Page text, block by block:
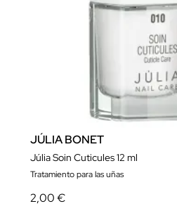
JÚLIA BONET
Júlia Soin Cuticules 12 ml
Tratamiento para las uñas
2,00 €